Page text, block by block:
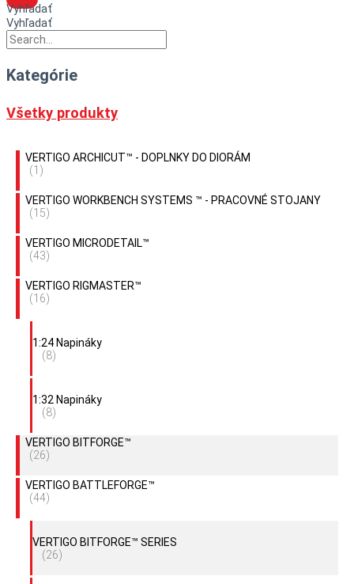
Vyhľadať
Vyhľadať
Kategórie
Všetky produkty
VERTIGO ARCHICUT™ - DOPLNKY DO DIORÁM
(1)
VERTIGO WORKBENCH SYSTEMS ™ - PRACOVNÉ STOJANY
(15)
VERTIGO MICRODETAIL™
(43)
VERTIGO RIGMASTER™
(16)
1:24 Napináky
(8)
1:32 Napináky
(8)
VERTIGO BITFORGE™
(26)
VERTIGO BATTLEFORGE™
(44)
VERTIGO BITFORGE™ SERIES
(26)